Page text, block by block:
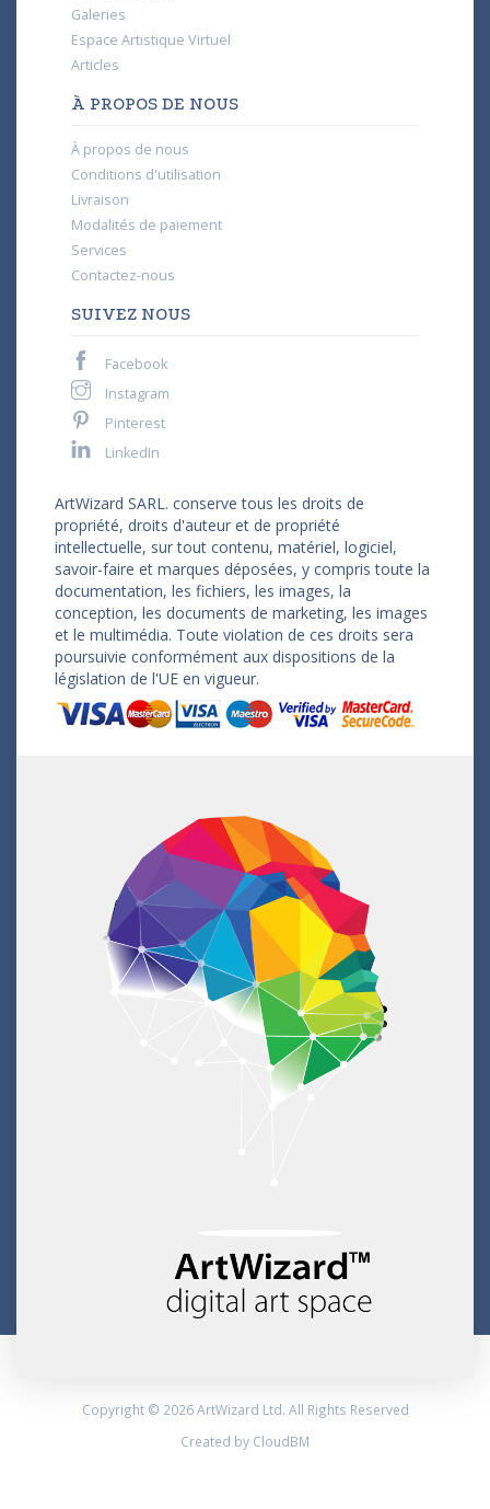
Galeries
Espace Artistique Virtuel
Articles
À PROPOS DE NOUS
À propos de nous
Conditions d'utilisation
Livraison
Modalités de paiement
Services
Contactez-nous
SUIVEZ NOUS
Facebook
Instagram
Pinterest
LinkedIn
ArtWizard SARL. conserve tous les droits de
propriété, droits d'auteur et de propriété
intellectuelle, sur tout contenu, matériel, logiciel,
savoir-faire et marques déposées, y compris toute la
documentation, les fichiers, les images, la
conception, les documents de marketing, les images
et le multimédia. Toute violation de ces droits sera
poursuivie conformément aux dispositions de la
législation de l'UE en vigueur.
Copyright © 2026 ArtWizard Ltd. All Rights Reserved
Created by CloudBM